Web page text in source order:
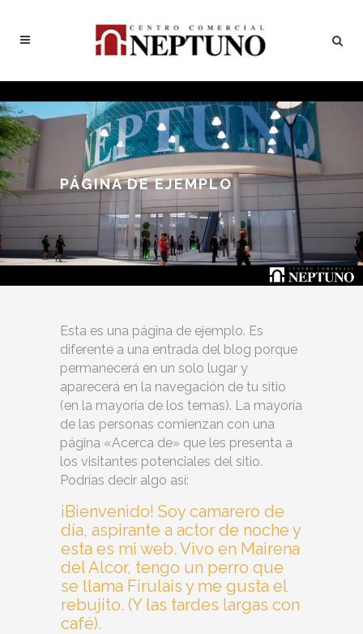
PÁGINA DE EJEMPLO
Esta es una página de ejemplo. Es
diferente a una entrada del blog porque
permanecerá en un solo lugar y
aparecerá en la navegación de tu sitio
(en la mayoría de los temas). La mayoría
de las personas comienzan con una
página «Acerca de» que les presenta a
los visitantes potenciales del sitio.
Podrías decir algo así:
¡Bienvenido! Soy camarero de
día, aspirante a actor de noche y
esta es mi web. Vivo en Mairena
del Alcor, tengo un perro que
se llama Firulais y me gusta el
rebujito. (Y las tardes largas con
café).